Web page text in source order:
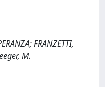
FRANZETTI,
M.